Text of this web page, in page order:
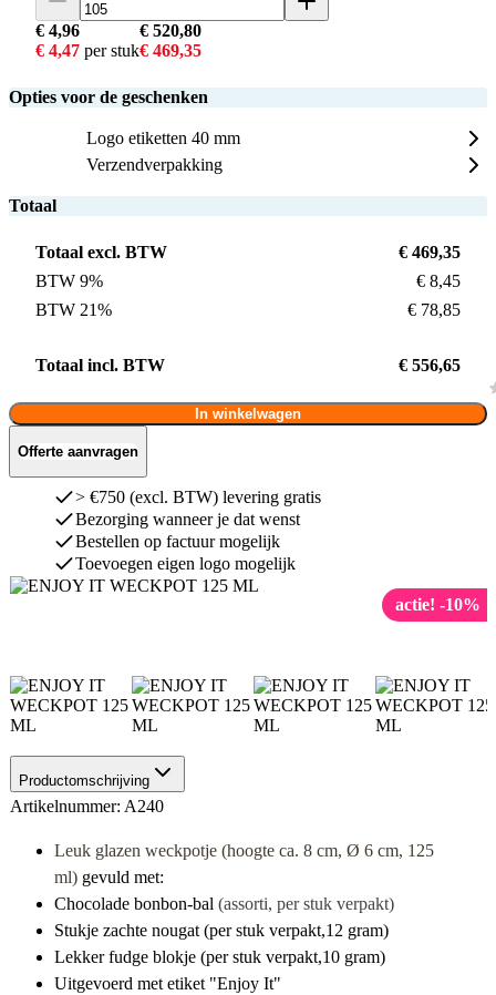
€ 4,96
€ 4,47 per stuk
€ 520,80
€ 469,35
Opties voor de geschenken
Logo etiketten 40 mm
Verzendverpakking
Totaal
Totaal excl. BTW
€ 469,35
BTW 9%
€ 8,45
BTW 21%
€ 78,85
Totaal incl. BTW € 556,65
In winkelwagen
Offerte aanvragen
> €750 (excl. BTW) levering gratis
Bezorging wanneer je dat wenst
Bestellen op factuur mogelijk
Toevoegen eigen logo mogelijk
actie! -10%
Productomschrijving
Artikelnummer: A240
Leuk glazen weckpotje (hoogte ca. 8 cm, Ø 6 cm, 125
ml) gevuld met:
Chocolade bonbon-bal (assorti, per stuk verpakt)
Stukje zachte nougat (per stuk verpakt,12 gram)
Lekker fudge blokje (per stuk verpakt,10 gram)
Uitgevoerd met etiket "Enjoy It"